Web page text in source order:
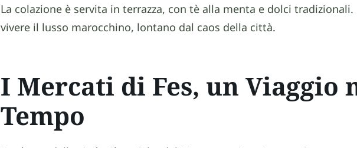
La colazione è servita in terrazza, con tè alla menta e dolci
vivere il lusso marocchino, lontano dal caos della città.
I Mercati di Fes, un Viaggio
Tempo